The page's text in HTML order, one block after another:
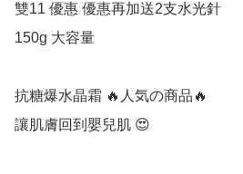
雙11 優惠 優惠再加送2支水光針
150g 大容量
抗糖爆水晶霜 🔥人気の商品🔥
讓肌膚回到嬰兒肌 😍